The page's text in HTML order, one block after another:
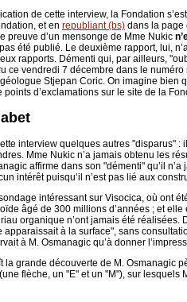
de cette interview, la Fondation
et en republiant (bs) dans la page
preuve d’un mensonge de Mme Nukic
été publié. Le deuxième rapport, lui,
rapports. Démenti qui, par ailleurs,
ce vendredi 7 décembre dans le
Stjepan Coric. On imagine
d’exclamations sur le site de la
interview quelques autres "disparus" :
Mme Nukic n’a jamais obtenu les
affirme dans son "démenti" qu’il
intérêt puisqu’il n’est pas lié aux
intéressant sur Visocica, où ont
âgé de 300 millions d’années ; et
organique n’ont jamais été
apparaissait à la surface", sans
à M. Osmanagic qu’à donner
la grande découverte de M. Osmanagic
flèche, un "E" et un "M"), sur